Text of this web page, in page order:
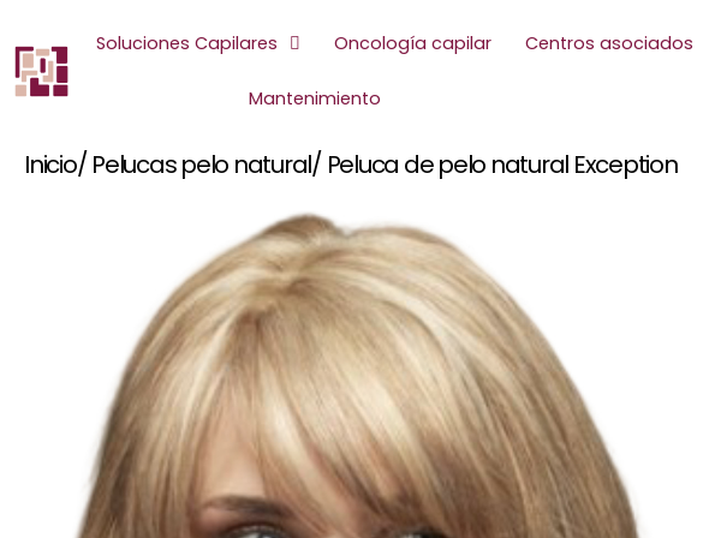
al
contenido
Soluciones Capilares Oncología capilar Centros asociados
Mantenimiento
Inicio/ Pelucas pelo natural/ Peluca de pelo natural Exception